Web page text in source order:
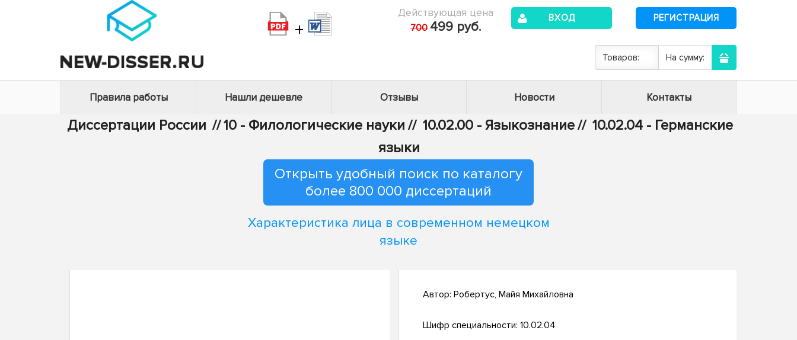
+
Действующая цена
700 499 руб.
ВХОД РЕГИСТРАЦИЯ
Товаров: На сумму:
Правила работы Нашли дешевле Отзывы Новости Контакты
Диссертации России //10 - Филологические науки // 10.02.00 - Языкознание// 10.02.04 - Германские
языки
Открыть удобный поиск по каталогу
более 800 000 диссертаций
Характеристика лица в современном немецком
языке
Автор: Робертус, Майя Михайловна
Шифр специальности: 10.02.04